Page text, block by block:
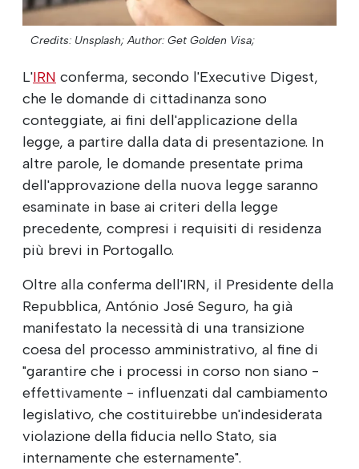
Credits: Unsplash; Author: Get Golden Visa;
L'IRN conferma, secondo l'Executive Digest,
che le domande di cittadinanza sono
conteggiate, ai fini dell'applicazione della
legge, a partire dalla data di presentazione. In
altre parole, le domande presentate prima
dell'approvazione della nuova legge saranno
esaminate in base ai criteri della legge
precedente, compresi i requisiti di residenza
più brevi in Portogallo.
Oltre alla conferma dell'IRN, il Presidente della
Repubblica, António José Seguro, ha già
manifestato la necessità di una transizione
coesa del processo amministrativo, al fine di
"garantire che i processi in corso non siano -
effettivamente - influenzati dal cambiamento
legislativo, che costituirebbe un'indesiderata
violazione della fiducia nello Stato, sia
internamente che esternamente".